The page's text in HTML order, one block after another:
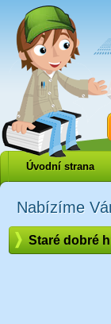
Úvodní strana
Nabízíme
Staré dobré